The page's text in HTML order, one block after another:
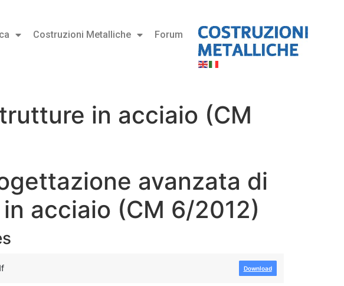
Costruzioni Metalliche Forum
in acciaio (CM
avanzata di
acciaio (CM 6/2012)
Download